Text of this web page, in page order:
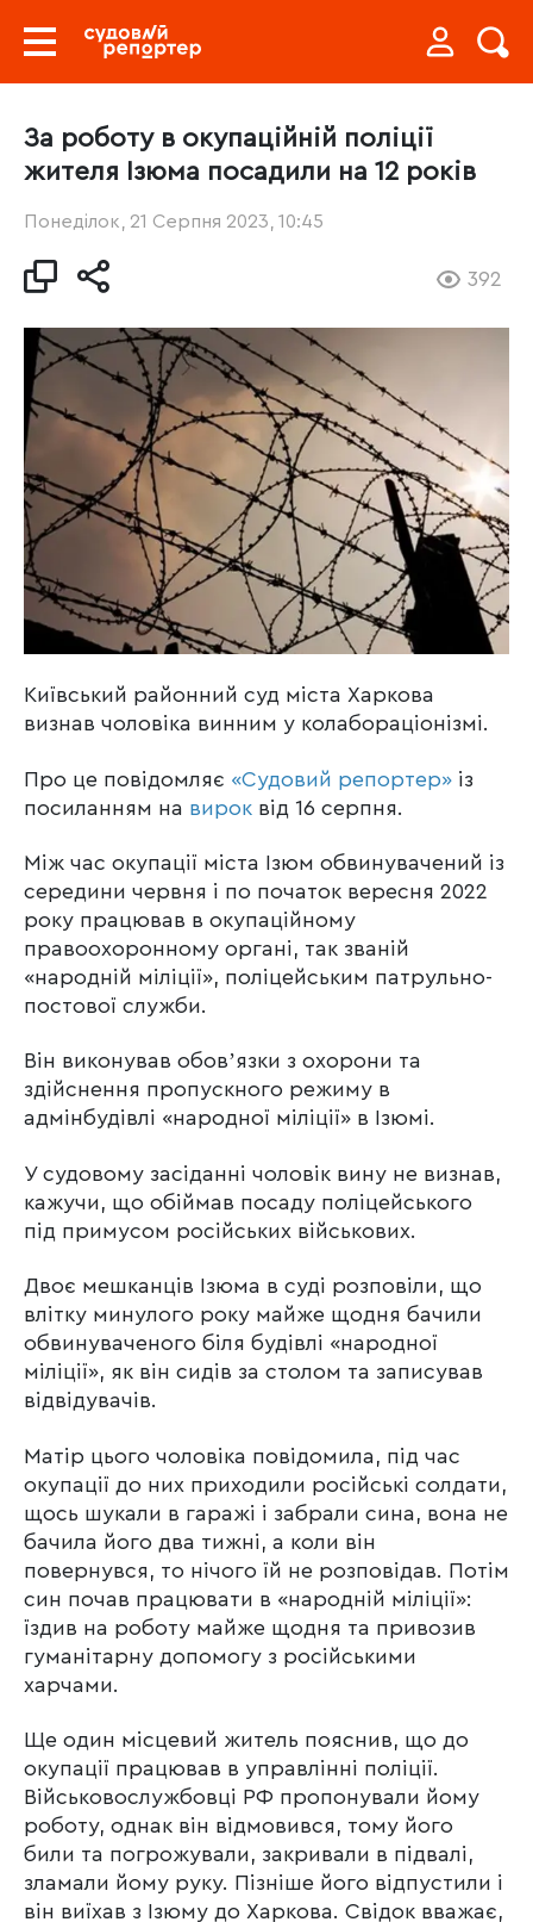
За роботу в окупаційній поліції
жителя Ізюма посадили на 12 років
Понеділок, 21 Серпня 2023, 10:45
392
Київський районний суд міста Харкова
визнав чоловіка винним у колабораціонізмі.
Про це повідомляє «Судовий репортер» із
посиланням на вирок від 16 серпня.
Між час окупації міста Ізюм обвинувачений із
середини червня і по початок вересня 2022
року працював в окупаційному
правоохоронному органі, так званій
«народній міліції», поліцейським патрульно-
постової служби.
Він виконував обовʼязки з охорони та
здійснення пропускного режиму в
адмінбудівлі «народної міліції» в Ізюмі.
У судовому засіданні чоловік вину не визнав,
кажучи, що обіймав посаду поліцейського
під примусом російських військових.
Двоє мешканців Ізюма в суді розповіли, що
влітку минулого року майже щодня бачили
обвинуваченого біля будівлі «народної
міліції», як він сидів за столом та записував
відвідувачів.
Матір цього чоловіка повідомила, під час
окупації до них приходили російські солдати,
щось шукали в гаражі і забрали сина, вона не
бачила його два тижні, а коли він
повернувся, то нічого їй не розповідав. Потім
син почав працювати в «народній міліції»:
їздив на роботу майже щодня та привозив
гуманітарну допомогу з російськими
харчами.
Ще один місцевий житель пояснив, що до
окупації працював в управлінні поліції.
Військовослужбовці РФ пропонували йому
роботу, однак він відмовився, тому його
били та погрожували, закривали в підвалі,
зламали йому руку. Пізніше його відпустили і
він виїхав з Ізюму до Харкова. Свідок вважає,